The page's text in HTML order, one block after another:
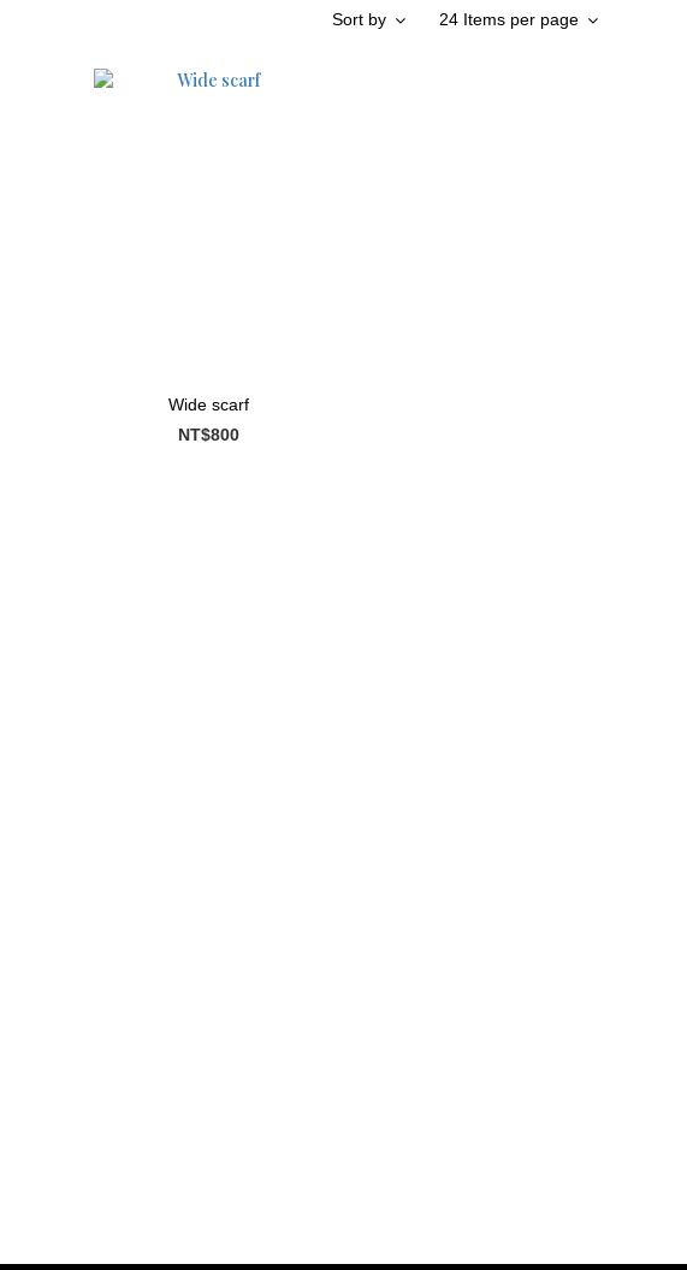
Sort by 24 Items per page
Wide scarf
NT$800